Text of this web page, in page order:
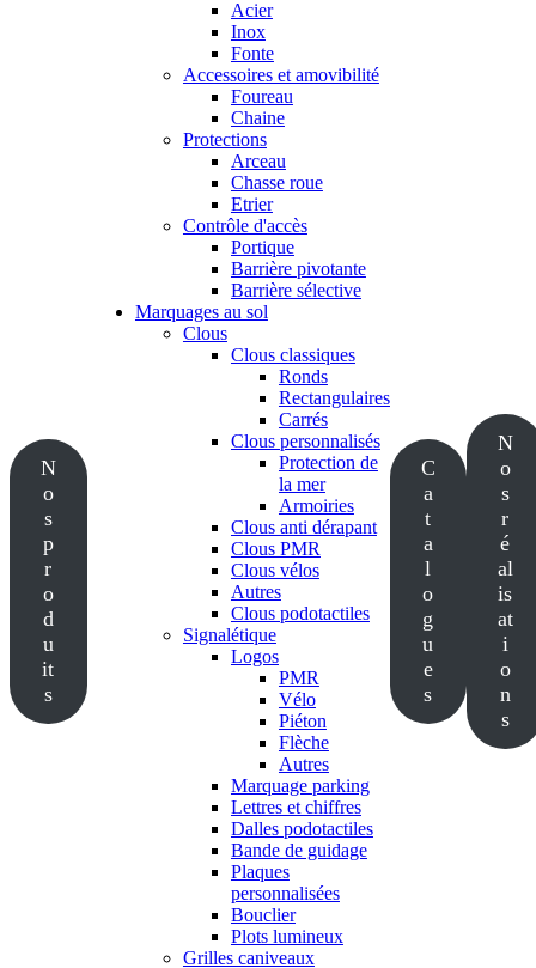
N
o
s
p
r
o
d
u
it
s
Acier
Inox
Fonte
Accessoires et amovibilité
Foureau
Chaine
Protections
Arceau
Chasse roue
Etrier
Contrôle d'accès
Portique
Barrière pivotante
Barrière sélective
Marquages au sol
Clous
Clous classiques
Ronds
Rectangulaires
Carrés
Clous personnalisés
Protection de
la mer
Armoiries
Clous anti dérapant
Clous PMR
Clous vélos
Autres
Clous podotactiles
Signalétique
Logos
PMR
Vélo
Piéton
Flèche
Autres
Marquage parking
Lettres et chiffres
Dalles podotactiles
Bande de guidage
Plaques
personnalisées
Bouclier
Plots lumineux
Grilles caniveaux
C
a
t
a
l
o
g
u
e
s
N
o
s
r
é
al
is
at
i
o
n
s